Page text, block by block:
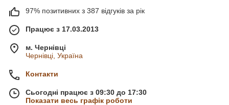
97% позитивних з 387 відгуків за рік
Працює з 17.03.2013
м. Чернівці
Чернівці, Україна
Контакти
Сьогодні працює з 09:30 до 17:30
Показати весь графік роботи